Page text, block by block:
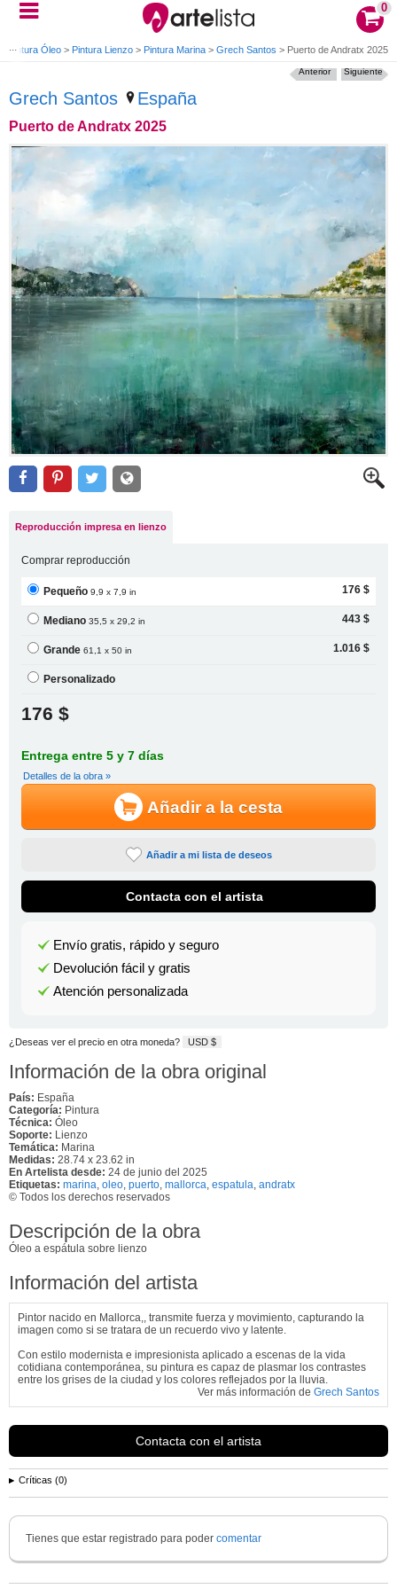
0
Pintura Óleo > Pintura Lienzo > Pintura Marina > Grech Santos > Puerto de Andratx 2025
Grech Santos España
Puerto de Andratx 2025
Siguiente
Anterior
Reproducción impresa en lienzo
Comprar reproducción
Pequeño9,9 x 7,9 in 176 $
Mediano35,5 x 29,2 in 443 $
Grande61,1 x 50 in 1.016 $
Personalizado
176 $
Entrega entre 5 y 7 días
Detalles de la obra »
Añadir a la cesta
Añadir a mi lista de deseos
Contacta con el artista
Envío gratis, rápido y seguro
Devolución fácil y gratis
Atención personalizada
¿Deseas ver el precio en otra moneda? USD $
Información de la obra original
País: España
Categoría: Pintura
Técnica: Óleo
Soporte: Lienzo
Temática: Marina
Medidas: 28.74 x 23.62 in
En Artelista desde: 24 de junio del 2025
Etiquetas: marina oleo puerto mallorca espatula andratx
© Todos los derechos reservados
Descripción de la obra
Óleo a espátula sobre lienzo
Información del artista
Pintor nacido en Mallorca,, transmite fuerza y movimiento, capturando la
imagen como si se tratara de un recuerdo vivo y latente.
Con estilo modernista e impresionista aplicado a escenas de la vida
cotidiana contemporánea, su pintura es capaz de plasmar los contrastes
entre los grises de la ciudad y los colores reflejados por la lluvia.
Ver más información de Grech Santos
Contacta con el artista
Críticas (0)
Tienes que estar registrado para poder comentar